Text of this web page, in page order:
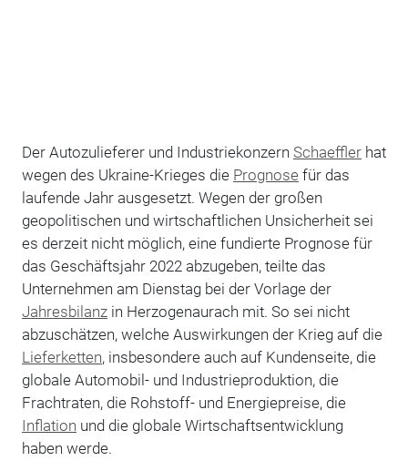
Der Autozulieferer und Industriekonzern Schaefflerhat
wegen des Ukraine-Krieges die Prognose für das
laufende Jahr ausgesetzt. Wegen der großen
geopolitischen und wirtschaftlichen Unsicherheit sei
es derzeit nicht möglich, eine fundierte Prognose für
das Geschäftsjahr 2022 abzugeben, teilte das
Unternehmen am Dienstag bei der Vorlage der
Jahresbilanzin Herzogenaurach mit. So sei nicht
abzuschätzen, welche Auswirkungen der Krieg auf die
Lieferketten, insbesondere auch auf Kundenseite, die
globale Automobil- und Industrieproduktion, die
Frachtraten, die Rohstoff- und Energiepreise, die
Inflation und die globale Wirtschaftsentwicklung
haben werde.